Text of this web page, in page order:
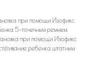
при помощи Изофикс
5-точечным ремнем.
при помощи Изофикс
ребенка штатным